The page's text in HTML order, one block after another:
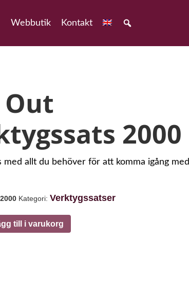
Webbutik Kontakt
Out
2000
med allt du behöver för att komma igång med
Kategori: Verktygssatser
till i varukorg